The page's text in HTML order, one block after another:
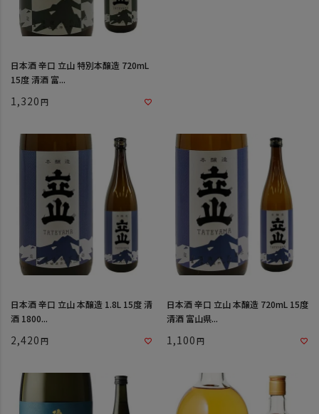
日本酒 辛口 立山 特別本醸造 720mL
15度 清酒 富...
1,320
日本酒 辛口 立山 本醸造 1.8L 15度 清
酒 1800...
2,420
日本酒 辛口 立山 本醸造 720mL 15度
清酒 富山県...
1,100